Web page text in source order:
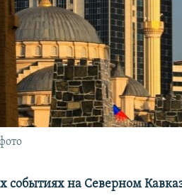
событиях на Северном